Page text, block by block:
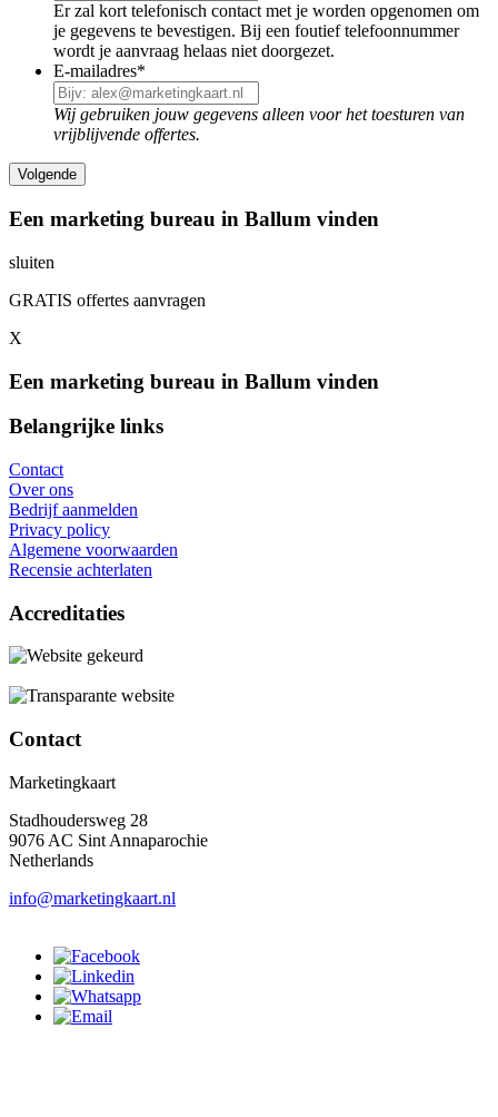
Er zal kort telefonisch contact met je worden opgenomen om
je gegevens te bevestigen. Bij een foutief telefoonnummer
wordt je aanvraag helaas niet doorgezet.
E-mailadres*
Wij gebruiken jouw gegevens alleen voor het toesturen van
vrijblijvende offertes.
Een marketing bureau in Ballum vinden
sluiten
GRATIS offertes aanvragen
X
Een marketing bureau in Ballum vinden
Belangrijke links
Contact
Over ons
Bedrijf aanmelden
Privacy policy
Algemene voorwaarden
Recensie achterlaten
Accreditaties
Contact
Marketingkaart
Stadhoudersweg 28
9076 AC Sint Annaparochie
Netherlands
info@marketingkaart.nl